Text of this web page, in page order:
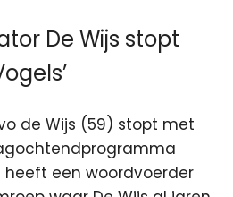
De Wijs stopt
de Wijs (59) stopt met
heeft een woordvoerder